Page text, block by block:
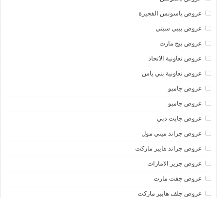
عروض باسونس الفجيرة
عروض بيبي سيتي
عروض بيج مارت
عروض تعاونية الاتحاد
عروض تعاونية بني ياس
عروض جامبو
عروض جامبو
عروض جايت دبي
عروض جراند ميني مول
عروض جراند هايبر ماركت
عروض جرير الامارات
عروض جفت مارت
عروض جلف هايبر ماركت